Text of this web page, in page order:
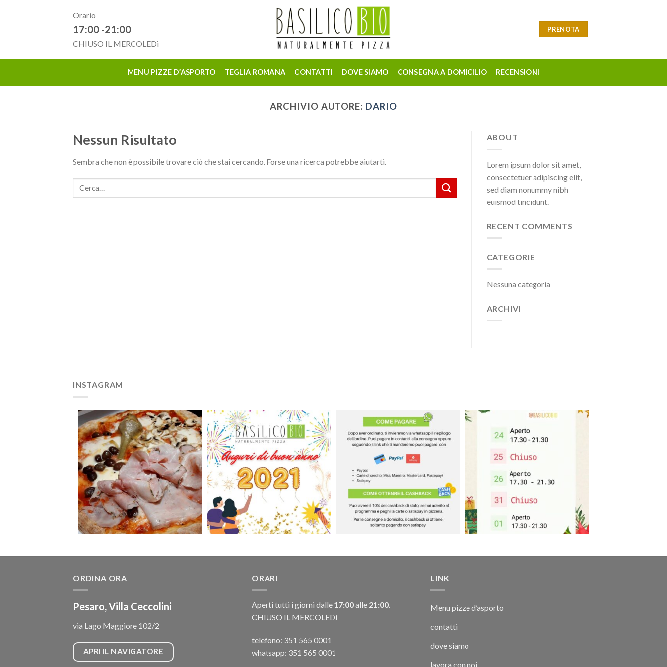
Orario
17:00 -21:00
CHIUSO IL MERCOLEDì
PRENOTA
MENU PIZZE D’ASPORTO TEGLIA ROMANA CONTATTI DOVE SIAMO CONSEGNA A DOMICILIO RECENSIONI
ARCHIVIO AUTORE: DARIO
Nessun Risultato
Sembra che non è possibile trovare ciò che stai cercando. Forse una ricerca potrebbe aiutarti.
ABOUT
Lorem ipsum dolor sit amet,
consectetuer adipiscing elit,
sed diam nonummy nibh
euismod tincidunt.
RECENT COMMENTS
CATEGORIE
Nessuna categoria
ARCHIVI
INSTAGRAM
ORDINA ORA
Pesaro, Villa Ceccolini
via Lago Maggiore 102/2
APRI IL NAVIGATORE
ORARI
Aperti tutti i giorni dalle 17:00alle 21:00.
CHIUSO IL MERCOLEDì
telefono: 351 565 0001
whatsapp: 351 565 0001
LINK
Menu pizze d’asporto
contatti
dove siamo
lavora con noi